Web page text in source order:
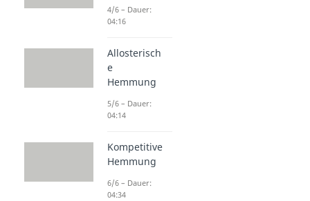
4/6 – Dauer:
04:16
Allosterisch
e
Hemmung
5/6 – Dauer:
04:14
Kompetitive
Hemmung
6/6 – Dauer:
04:34